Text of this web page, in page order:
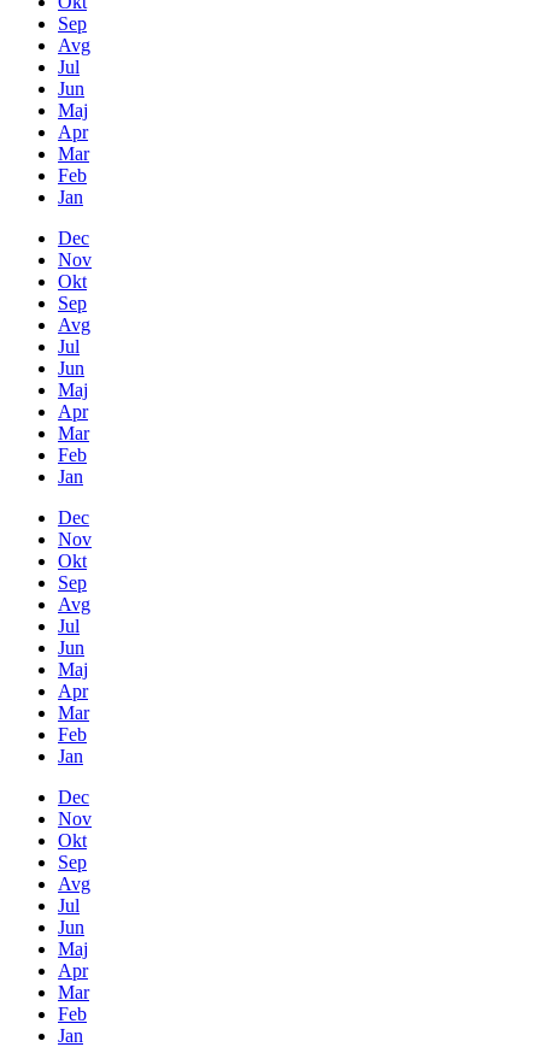
Sep
Avg
Jul
Jun
Maj
Apr
Mar
Feb
Jan
Dec
Nov
Okt
Sep
Avg
Jul
Jun
Maj
Apr
Mar
Feb
Jan
Dec
Nov
Okt
Sep
Avg
Jul
Jun
Maj
Apr
Mar
Feb
Jan
Dec
Nov
Okt
Sep
Avg
Jul
Jun
Maj
Apr
Mar
Feb
Jan